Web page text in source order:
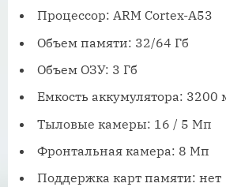
Процессор: ARM Cortex-A53
Объем памяти: 32/64 Гб
Объем ОЗУ: 3 Гб
Емкость аккумулятора: 3200
Тыловые камеры: 16 / 5 Мп
Фронтальная камера: 8 Мп
Поддержка карт памяти: нет